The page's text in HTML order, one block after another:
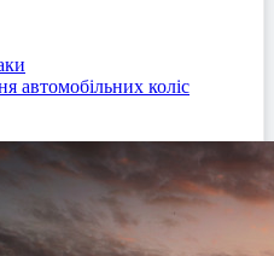
автомобільних коліс